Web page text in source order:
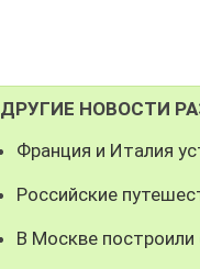
ДРУГИЕ НОВОСТИ
Франция и Италия
Российские
В Москве